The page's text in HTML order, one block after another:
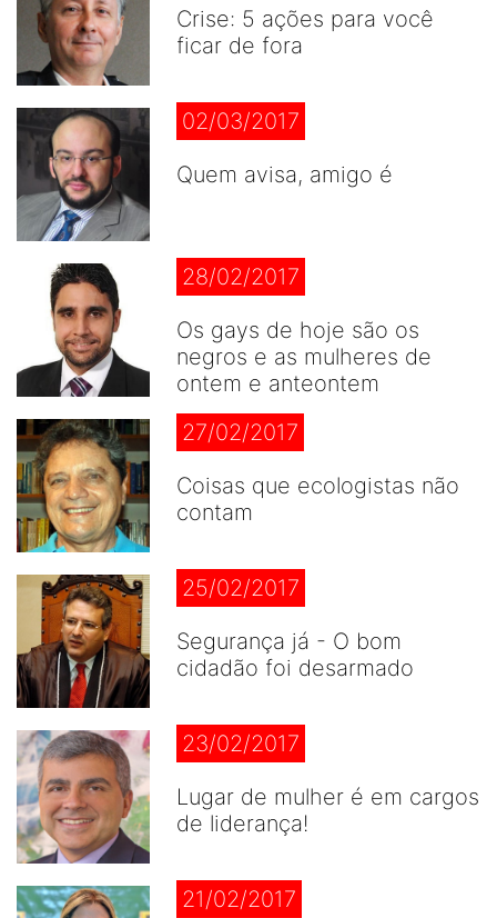
Crise: 5 ações para você
ficar de fora
02/03/2017
Quem avisa, amigo é
28/02/2017
Os gays de hoje são os
negros e as mulheres de
ontem e anteontem
27/02/2017
Coisas que ecologistas não
contam
25/02/2017
Segurança já - O bom
cidadão foi desarmado
23/02/2017
Lugar de mulher é em cargos
de liderança!
21/02/2017